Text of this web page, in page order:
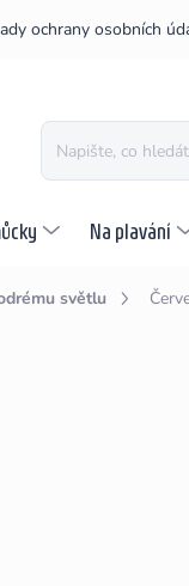
ochrany osobních
Na plavání
světlu